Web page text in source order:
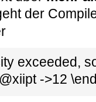
der
exceeded,
->12